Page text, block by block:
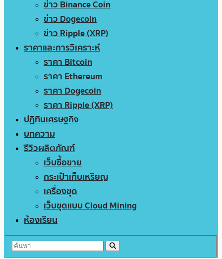
ข่าว Binance Coin
ข่าว Dogecoin
ข่าว Ripple (XRP)
ราคาและการวิเคราะห์
ราคา Bitcoin
ราคา Ethereum
ราคา Dogecoin
ราคา Ripple (XRP)
ปฏิทินเศรษฐกิจ
บทความ
รีวิวผลิตภัณฑ์
เว็บซื้อขาย
กระเป๋าเก็บเหรียญ
เครื่องขุด
เว็บขุดแบบ Cloud Mining
ห้องเรียน